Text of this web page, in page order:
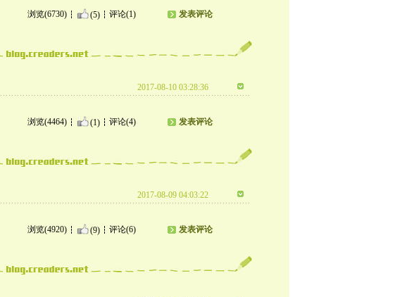
浏览(6730) (5) 评论(1) 发表评论
2017-08-10 03:28:36
浏览(4464) (1) 评论(4) 发表评论
2017-08-09 04:03:22
浏览(4920) (9) 评论(6) 发表评论